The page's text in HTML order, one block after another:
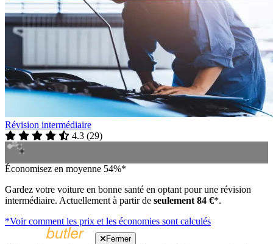
Révision intermédiaire
4.3 (29)
Économisez en moyenne 54%*
Gardez votre voiture en bonne santé en optant pour une révision
intermédiaire. Actuellement à partir de seulement 84 €*.
*Voir comment les prix et les économies sont calculés
Fermer